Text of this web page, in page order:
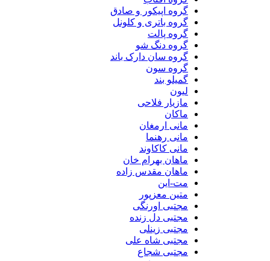
گروه اپیکور و صادق
گروه باتری و کلونل
گروه پالت
گروه دنگ شو
گروه سان دارک باند
گروه سون
گمیلو بند
لیون
مازیار فلاحی
ماکان
مانی ارمغان
مانی رهنما
مانی کاکاوند
ماهان بهرام خان
ماهان مقدس زاده
مت-این
متین معزپور
مجتبی اورنگی
مجتبی دل زنده
مجتبی زینلی
مجتبی شاه علی
مجتبی شجاع